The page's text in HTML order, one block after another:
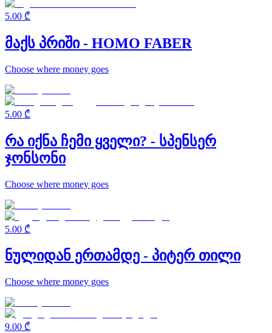
5.00 ₾
მაქს პრიში - HOMO FABER
Choose where money goes
5.00 ₾
რა იქნა ჩემი ყველი? - სპენსერ
ჯონსონი
Choose where money goes
5.00 ₾
ნულიდან ერთამდე - პიტერ თილი
Choose where money goes
9.00 ₾